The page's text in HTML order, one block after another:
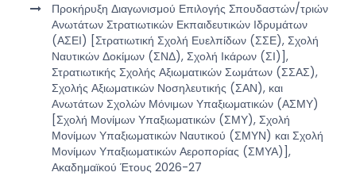
Προκήρυξη Διαγωνισμού Επιλογής Σπουδαστών/τριών
Ανωτάτων Στρατιωτικών Εκπαιδευτικών Ιδρυμάτων
(ΑΣΕΙ) [Στρατιωτική Σχολή Ευελπίδων (ΣΣΕ), Σχολή
Ναυτικών Δοκίμων (ΣΝΔ), Σχολή Ικάρων (ΣΙ)],
Στρατιωτικής Σχολής Αξιωματικών Σωμάτων (ΣΣΑΣ),
Σχολής Αξιωματικών Νοσηλευτικής (ΣΑΝ), και
Ανωτάτων Σχολών Μόνιμων Υπαξιωματικών (ΑΣΜΥ)
[Σχολή Μονίμων Υπαξιωματικών (ΣΜΥ), Σχολή
Μονίμων Υπαξιωματικών Ναυτικού (ΣΜΥΝ) και Σχολή
Μονίμων Υπαξιωματικών Αεροπορίας (ΣΜΥΑ)],
Ακαδημαϊκού Έτους 2026-27